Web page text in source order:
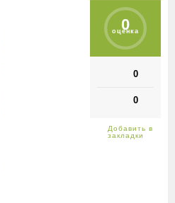
0
оценка
0
0